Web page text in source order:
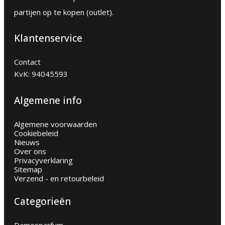
partijen op te kopen (outlet).
Klantenservice
Contact
KvK: 94045593
Algemene info
Algemene voorwaarden
Cookiebeleid
Nieuws
Over ons
Privacyverklaring
Sitemap
Verzend - en retourbeleid
Categorieën